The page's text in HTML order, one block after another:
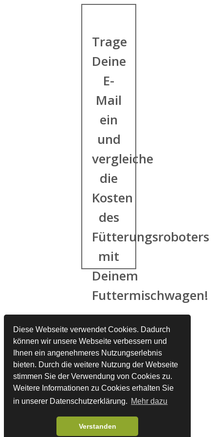
Diese Webseite verwendet Cookies. Dadurch
können wir unsere Webseite verbessern und
Ihnen ein angenehmeres Nutzungserlebnis
bieten. Durch die weitere Nutzung der Webseite
stimmen Sie der Verwendung von Cookies zu.
Weitere Informationen zu Cookies erhalten Sie
in unserer Datenschutzerklärung. Mehr dazu
Verstanden
Trage
Deine
E-
Mail
ein
und
vergleiche
die
Kosten
des
Fütterungsroboters
mit
Deinem
Futtermischwagen!
Hier
klicken
und
die
Fallstudie
sofort